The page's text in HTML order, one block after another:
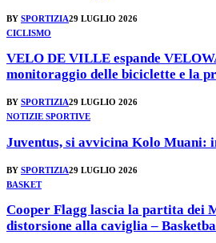
BY SPORTIZIA29 LUGLIO 2026
CICLISMO
VELO DE VILLE espande
monitoraggio delle biciclette e la
BY SPORTIZIA29 LUGLIO 2026
NOTIZIE SPORTIVE
Juventus, si avvicina Kolo Muani:
BY SPORTIZIA29 LUGLIO 2026
BASKET
Cooper Flagg lascia la partita dei
distorsione alla caviglia –